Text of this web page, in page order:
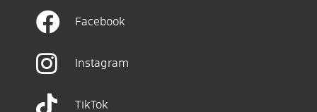
Facebook
Instagram
TikTok